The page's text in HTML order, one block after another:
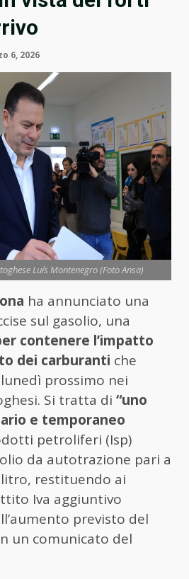
6, 2026
Luís Montenegro (Foto Ansa)
ha annunciato una
sul gasolio, una
contenere l’impatto
dei carburanti che
prossimo nei
Si tratta di “uno
e temporaneo
petroliferi (Isp)
da autotrazione pari a
restituendo ai
Iva aggiuntivo
previsto del
un comunicato del